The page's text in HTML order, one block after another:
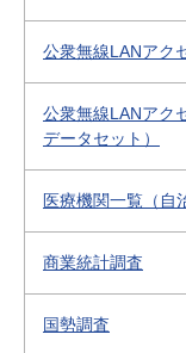
公衆無線LANアク
公衆無線LANアク
データセット）
医療機関一覧（自
商業統計調査
国勢調査